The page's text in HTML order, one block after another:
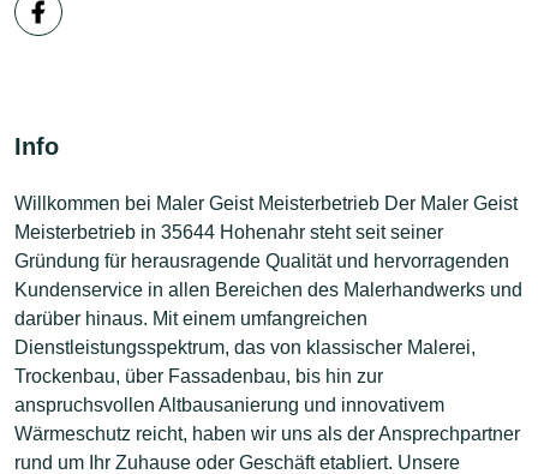
Info
Willkommen bei Maler Geist Meisterbetrieb Der Maler Geist
Meisterbetrieb in 35644 Hohenahr steht seit seiner
Gründung für herausragende Qualität und hervorragenden
Kundenservice in allen Bereichen des Malerhandwerks und
darüber hinaus. Mit einem umfangreichen
Dienstleistungsspektrum, das von klassischer Malerei,
Trockenbau, über Fassadenbau, bis hin zur
anspruchsvollen Altbausanierung und innovativem
Wärmeschutz reicht, haben wir uns als der Ansprechpartner
rund um Ihr Zuhause oder Geschäft etabliert. Unsere